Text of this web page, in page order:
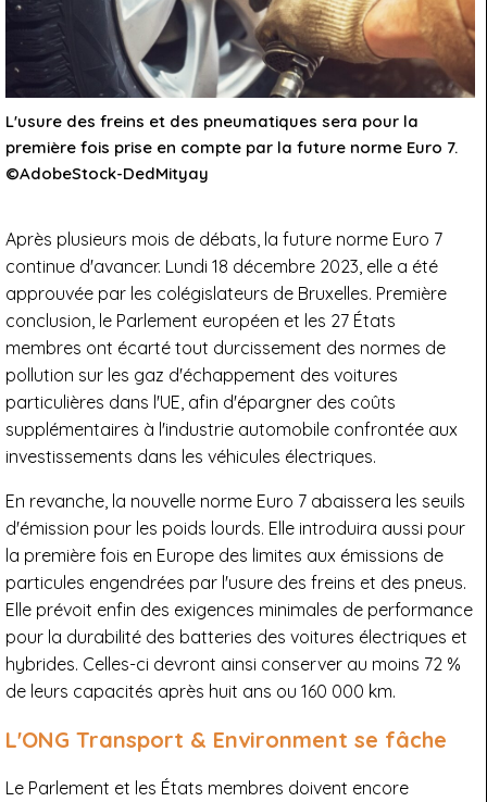
L'usure des freins et des pneumatiques sera pour la
première fois prise en compte par la future norme Euro 7.
©AdobeStock-DedMityay
Après plusieurs mois de débats, la future norme Euro 7
continue d'avancer. Lundi 18 décembre 2023, elle a été
approuvée par les colégislateurs de Bruxelles. Première
conclusion, le Parlement européen et les 27 États
membres ont écarté tout durcissement des normes de
pollution sur les gaz d'échappement des voitures
particulières dans l'UE, afin d'épargner des coûts
supplémentaires à l'industrie automobile confrontée aux
investissements dans les véhicules électriques.
En revanche, la nouvelle norme Euro 7 abaissera les seuils
d'émission pour les poids lourds. Elle introduira aussi pour
la première fois en Europe des limites aux émissions de
particules engendrées par l'usure des freins et des pneus.
Elle prévoit enfin des exigences minimales de performance
pour la durabilité des batteries des voitures électriques et
hybrides. Celles-ci devront ainsi conserver au moins 72 %
de leurs capacités après huit ans ou 160 000 km.
L'ONG Transport & Environment se fâche
Le Parlement et les États membres doivent encore